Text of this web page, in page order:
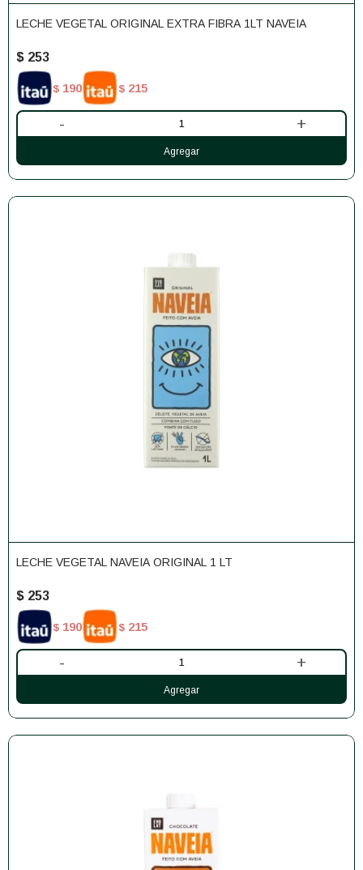
LECHE VEGETAL ORIGINAL EXTRA FIBRA 1LT NAVEIA
$ 253
$ 190 $ 215
- +
LECHE VEGETAL NAVEIA ORIGINAL 1 LT
$ 253
$ 190 $ 215
- +